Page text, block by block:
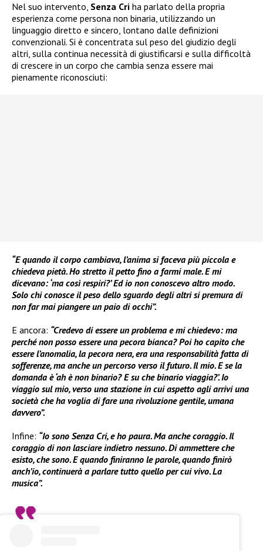
Nel suo intervento, Senza Cri ha parlato della propria
esperienza come persona non binaria, utilizzando un
linguaggio diretto e sincero, lontano dalle definizioni
convenzionali. Si è concentrata sul peso del giudizio degli
altri, sulla continua necessità di giustificarsi e sulla difficoltà
di crescere in un corpo che cambia senza essere mai
pienamente riconosciuti:
“E quando il corpo cambiava, l’anima si faceva più piccola e
chiedeva pietà. Ho stretto il petto fino a farmi male. E mi
dicevano: ‘ma così respiri?’ Ed io non conoscevo altro modo.
Solo chi conosce il peso dello sguardo degli altri si premura di
non far mai piangere un paio di occhi”.
E ancora: “Credevo di essere un problema e mi chiedevo: ma
perché non posso essere una pecora bianca? Poi ho capito che
essere l’anomalia, la pecora nera, era una responsabilità fatta di
sofferenze, ma anche un percorso verso il futuro. Il mio. E se la
domanda è ‘ah è non binario? E su che binario viaggia?’. Io
viaggio sul mio, verso una stazione in cui aspetto agli arrivi una
società che ha voglia di fare una rivoluzione gentile, umana
davvero”.
Infine: “Io sono Senza Cri, e ho paura. Ma anche coraggio. Il
coraggio di non lasciare indietro nessuno. Di ammettere che
esisto, che sono. E quando finiranno le parole, quando finirò
anch’io, continuerà a parlare tutto quello per cui vivo. La
musica”.